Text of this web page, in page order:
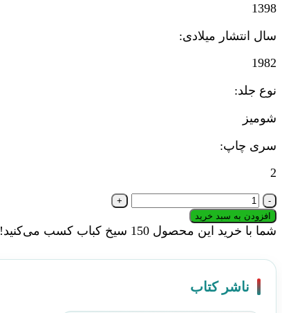
1398
سال انتشار میلادی:
1982
نوع جلد:
شومیز
سری چاپ:
2
کتاب
گیل
گمش
پی
جاودانه
گی
افزودن به سبد خرید
شما با خرید این محصول 150 سیخ کباب کسب می‌کنید!
ناشر کتاب